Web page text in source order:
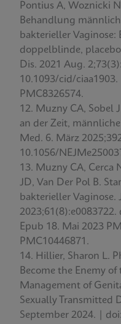
Pontius A, Woznicki
Behandlung
bakterieller Vaginose:
doppelblinde,
Dis. 2021 Aug.
10.1093/cid/
PMC8326574.
Muzny CA, Sobel
an der Zeit,
Med. 6. März
10.1056/
Muzny CA, Cerca
JD, Van Der Pol B.
bakterieller
Epub 18. Mai 2023
PMC10446871.
Hillier, Sharon L.
Become the Enemy
Management of
Sexually Transmitted
September 2024. | doi: